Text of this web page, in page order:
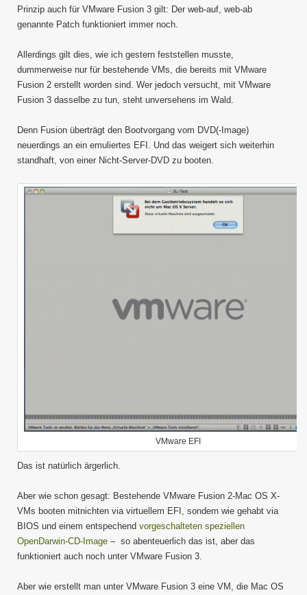
Prinzip auch für VMware Fusion 3 gilt: Der web-auf, web-ab
genannte Patch funktioniert immer noch.
Allerdings gilt dies, wie ich gestern feststellen musste,
dummerweise nur für bestehende VMs, die bereits mit VMware
Fusion 2 erstellt worden sind. Wer jedoch versucht, mit VMware
Fusion 3 dasselbe zu tun, steht unversehens im Wald.
Denn Fusion überträgt den Bootvorgang vom DVD(-Image)
neuerdings an ein emuliertes EFI. Und das weigert sich weiterhin
standhaft, von einer Nicht-Server-DVD zu booten.
VMware EFI
Das ist natürlich ärgerlich.
Aber wie schon gesagt: Bestehende VMware Fusion 2-Mac OS X-
VMs booten mitnichten via virtuellem EFI, sondern wie gehabt via
BIOS und einem entspechend vorgeschalteten speziellen
OpenDarwin-CD-Image – so abenteuerlich das ist, aber das
funktioniert auch noch unter VMware Fusion 3.
Aber wie erstellt man unter VMware Fusion 3 eine VM, die Mac OS